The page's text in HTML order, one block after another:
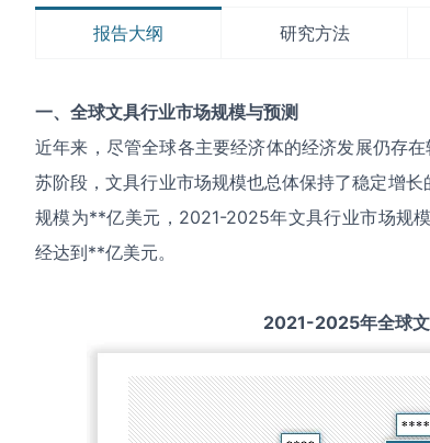
报告大纲 研究方法
一、全球文具行业市场规模与预测
近年来，尽管全球各主要经济体的经济发展仍存
苏阶段，文具行业市场规模也总体保持了稳定增
规模为**亿美元，2021-2025年文具行业市场规
经达到**亿美元。
2021-2025年全球